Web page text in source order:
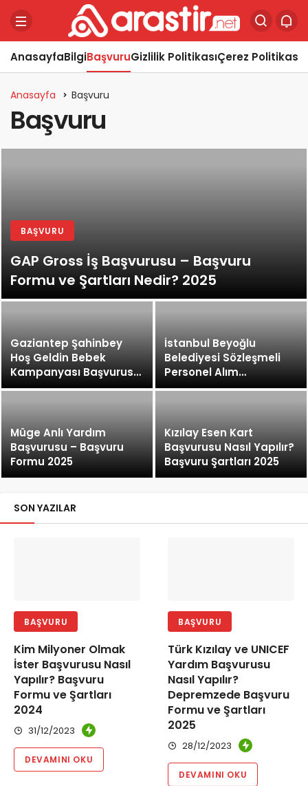
AnasayfaBilgiBaşvuruGizlilik PolitikasıÇerez Politikası
Anasayfa Başvuru
Başvuru
BAŞVURU
GAP Gross İş Başvurusu – Başvuru
Formu ve Şartları Nedir? 2025
Gaziantep Şahinbey
Hoş Geldin Bebek
Kampanyası Başvurusu
2025
İstanbul Beyoğlu
Belediyesi Sözleşmeli
Personel Alım
Başvurusu 2025
Müge Anlı Yardım
Başvurusu – Başvuru
Formu 2025
Kızılay Esen Kart
Başvurusu Nasıl Yapılır?
Başvuru Şartları 2025
SON YAZILAR
BAŞVURU
Kim Milyoner Olmak
İster Başvurusu Nasıl
Yapılır? Başvuru
Formu ve Şartları
2024
31/12/2023
DEVAMINI OKU
BAŞVURU
Türk Kızılay ve UNICEF
Yardım Başvurusu
Nasıl Yapılır?
Depremzede Başvuru
Formu ve Şartları
2025
28/12/2023
DEVAMINI OKU